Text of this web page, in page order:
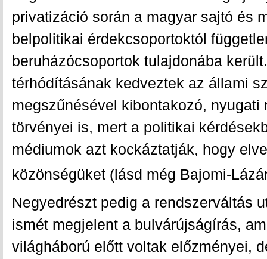
privatizáció során a magyar sajtó és
belpolitikai érdekcsoportoktól
beruházócsoportok tulajdonába
térhódításának kedveztek az állami
megszűnésével kibontakozó, nyugati
törvényei is, mert a politikai
médiumok azt kockáztatják, hogy
közönségüket (lásd még Bajomi-
Negyedrészt pedig a rendszerváltás
ismét megjelent a bulvárújságírás,
világháború előtt voltak előzményei,